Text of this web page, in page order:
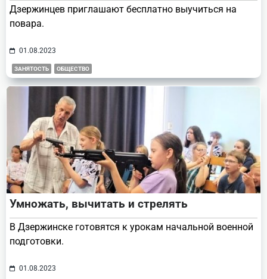
Дзержинцев приглашают бесплатно выучиться на
повара.
01.08.2023
ЗАНЯТОСТЬ ОБЩЕСТВО
Умножать, вычитать и стрелять
В Дзержинске готовятся к урокам начальной военной
подготовки.
01.08.2023